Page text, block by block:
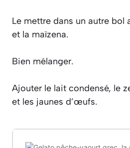
Le mettre dans un autre bol
et la maïzena.
Bien mélanger.
Ajouter le lait condensé, le
et les jaunes d’œufs.